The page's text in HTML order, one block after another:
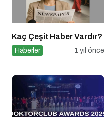
Kaç Çeşit Haber Vardır?
Haberler 1 yıl önce